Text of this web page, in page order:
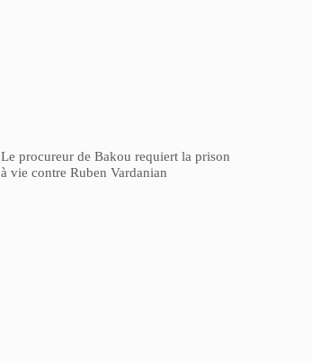
Le procureur de Bakou requiert la prison
à vie contre Ruben Vardanian